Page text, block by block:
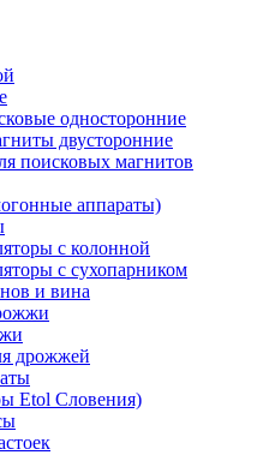
односторонние
двусторонние
поисковых магнитов
аппараты)
с колонной
с сухопарником
и вина
дрожжей
Etol Словения)